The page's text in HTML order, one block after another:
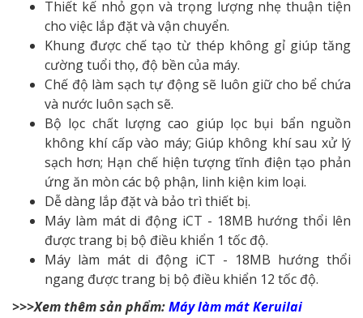
Thiết kế nhỏ gọn và trọng lượng nhẹ thuận tiện
cho việc lắp đặt và vận chuyển.
Khung được chế tạo từ thép không gỉ giúp tăng
cường tuổi thọ, độ bền của máy.
Chế độ làm sạch tự động sẽ luôn giữ cho bể chứa
và nước luôn sạch sẽ.
Bộ lọc chất lượng cao giúp lọc bụi bẩn nguồn
không khí cấp vào máy; Giúp không khí sau xử lý
sạch hơn; Hạn chế hiện tượng tĩnh điện tạo phản
ứng ăn mòn các bộ phận, linh kiện kim loại.
Dễ dàng lắp đặt và bảo trì thiết bị.
Máy làm mát di động iCT - 18MB hướng thổi lên
được trang bị bộ điều khiển 1 tốc độ.
Máy làm mát di động iCT - 18MB hướng thổi
ngang được trang bị bộ điều khiển 12 tốc độ.
>>>Xem thêm sản phẩm:Máy làm mát Keruilai